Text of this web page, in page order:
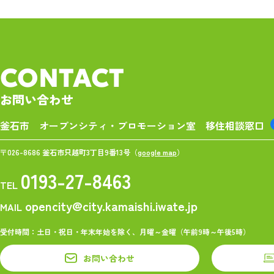
CONTACT
お問い合わせ
釜石市 オープンシティ・プロモーション室 移住相談窓口
〒026-8686 釜石市只越町3丁目9番13号（google map）
TEL 0193-27-8463
MAIL opencity@city.kamaishi.iwate.jp
受付時間：土日・祝日・年末年始を除く、月曜～金曜（午前9時～午後5時）
お問い合わせ